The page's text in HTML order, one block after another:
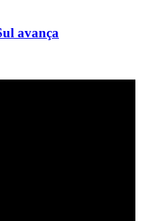
avança